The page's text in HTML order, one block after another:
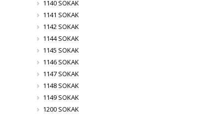
1140 SOKAK
1141 SOKAK
1142 SOKAK
1144 SOKAK
1145 SOKAK
1146 SOKAK
1147 SOKAK
1148 SOKAK
1149 SOKAK
1200 SOKAK